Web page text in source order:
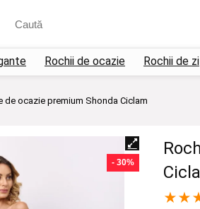
Rochii de ocazie Rochii de zi
de ocazie premium Shonda Ciclam
- 30%
★★